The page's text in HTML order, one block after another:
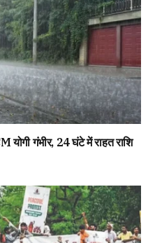
योगी गंभीर, 24 घंटे में राहत राशि